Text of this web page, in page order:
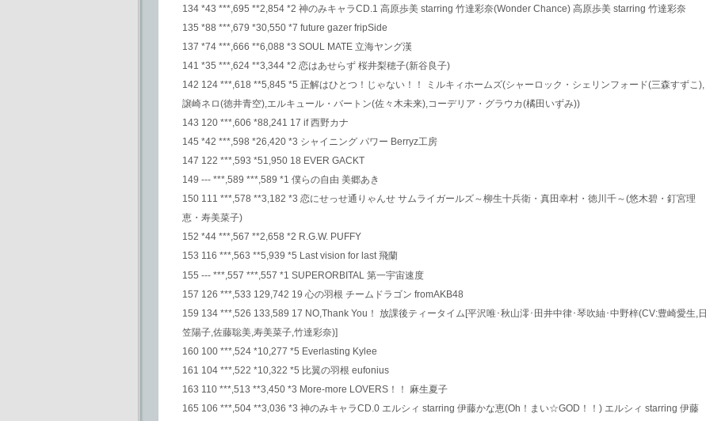
134 *43 ***,695 **2,854 *2 神のみキャラCD.1 高原歩美 starring 竹達彩奈(Wonder Chance) 高原歩美 starring 竹達彩奈
135 *88 ***,679 *30,550 *7 future gazer fripSide
137 *74 ***,666 **6,088 *3 SOUL MATE 立海ヤング漢
141 *35 ***,624 **3,344 *2 恋はあせらず 桜井梨穂子(新谷良子)
142 124 ***,618 **5,845 *5 正解はひとつ！じゃない！！ ミルキィホームズ(シャーロック・シェリンフォード(三森すずこ),
譲崎ネロ(徳井青空),エルキュール・バートン(佐々木未来),コーデリア・グラウカ(橘田いずみ))
143 120 ***,606 *88,241 17 if 西野カナ
145 *42 ***,598 *26,420 *3 シャイニング パワー Berryz工房
147 122 ***,593 *51,950 18 EVER GACKT
149 --- ***,589 ***,589 *1 僕らの自由 美郷あき
150 111 ***,578 **3,182 *3 恋にせっせ通りゃんせ サムライガールズ～柳生十兵衛・真田幸村・徳川千～(悠木碧・釘宮理
恵・寿美菜子)
152 *44 ***,567 **2,658 *2 R.G.W. PUFFY
153 116 ***,563 **5,939 *5 Last vision for last 飛蘭
155 --- ***,557 ***,557 *1 SUPERORBITAL 第一宇宙速度
157 126 ***,533 129,742 19 心の羽根 チームドラゴン fromAKB48
159 134 ***,526 133,589 17 NO,Thank You！ 放課後ティータイム[平沢唯･秋山澪･田井中律･琴吹紬･中野梓(CV:豊崎愛生,日
笠陽子,佐藤聡美,寿美菜子,竹達彩奈)]
160 100 ***,524 *10,277 *5 Everlasting Kylee
161 104 ***,522 *10,322 *5 比翼の羽根 eufonius
163 110 ***,513 **3,450 *3 More-more LOVERS！！ 麻生夏子
165 106 ***,504 **3,036 *3 神のみキャラCD.0 エルシィ starring 伊藤かな恵(Oh！まい☆GOD！！) エルシィ starring 伊藤